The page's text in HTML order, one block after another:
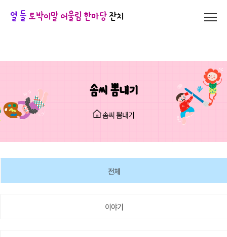
열 돌 토박이말 어울림 한마당잔치
솜씨 뽐내기
솜씨 뽐내기
전체
이야기